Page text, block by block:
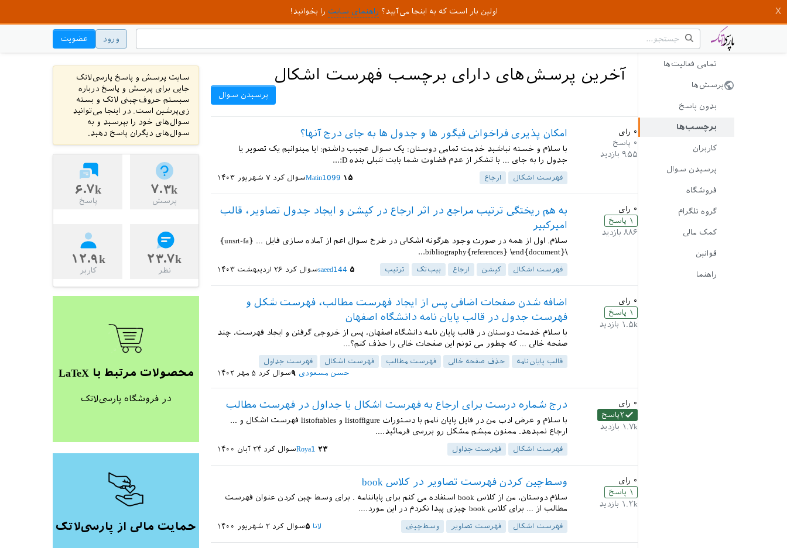
اولین بار است که به اینجا می‌آیید؟ راهنمای سایت را بخوانید!
ورود عضویت
تمامی فعالیت‌ها
پرسش‌ها
بدون پاسخ
برچسب‌ها
کاربران
پرسیدن سوال
فروشگاه
گروه تلگرام
کمک مالی
قوانین
راهنما
آخرین پرسش‌های دارای برچسب فهرست اشکال
پرسیدن سوال
۰ رای
۰ پاسخ
۹۵۵ بازدید
امکان پذیری فراخوانی فیگور ها و جدول ها به جای درج آنها؟
با سلام و خسته نباشید خدمت تمامی دوستان: یک سوال عجیب داشتم: ایا میتوانیم یک تصویر یا
جدول را به جای ... با تشکر از عدم قضاوت شما بابت تنبلی بنده D:...
فهرست اشکال ارجاع سوال کرد ۷ شهریور ۱۴۰۳ Matin1099 ۱۵
۰ رای
۱ پاسخ
۸۸۶ بازدید
به هم ریختگی ترتیب مراجع در اثر ارجاع در کپشن و ایجاد جدول تصاویر، قالب
امیرکبیر
سلام. اول از همه در صورت وجود هرگونه اشکالی در طرح سوال اعم از آماده سازی فایل ... {unsrt-fa}
\bibliography{references} \end{document}...
فهرست اشکال کپشن ارجاع بیب‌تک ترتیب سوال کرد ۲۶ اردیبهشت ۱۴۰۳ saeed144 ۵
۰ رای
۱ پاسخ
۱.۵k بازدید
اضافه شدن صفحات اضافی پس از ایجاد فهرست مطالب، فهرست شکل و
فهرست جدول در قالب پایان نامه دانشگاه اصفهان
با سلام خدمت دوستان در قالب پایان نامه دانشگاه اصفهان، پس از خروجی گرفتن و ایجاد فهرست، چند
صفحه خالی ... که چطور می تونم این صفحات خالی را حذف کنم؟...
قالب پایان‌نامه حذف صفحه خالی فهرست مطالب فهرست اشکال
فهرست جداول
سوال کرد ۵ مهر ۱۴۰۲ حسن مسعودی ۹
۰ رای
۲پاسخ
۱.۷k بازدید
درج شماره درست برای ارجاع به فهرست اشکال یا جداول در فهرست مطالب
با سلام و عرض ادب من در فایل پایان نامم با دستورات listoffigure و listoftables فهرست اشکال و ...
ارجاع نمیدهد. ممنون میشم مشکل رو بررسی فرمائید....
فهرست اشکال فهرست جداول سوال کرد ۲۴ آبان ۱۴۰۰ Roya1 ۲۳
۰ رای
۱ پاسخ
۱.۲k بازدید
وسط‌چین کردن فهرست تصاویر در کلاس book
سلام دوستان، من از کلاس book استفاده می کنم برای پایاننامه . برای وسط چین کردن عنوان فهرست
مطالب از ... برای کلاس book چیزی پیدا نکردم در این مورد....
فهرست اشکال فهرست تصاویر وسط‌چینی سوال کرد ۲ شهریور ۱۴۰۰ لانا ۵
سایت پرسش و پاسخ پارسی‌لاتک
جایی برای پرسش و پاسخ درباره
سیستم حروف‌چینی لاتک و بسته
زی‌پرشین است. در اینجا می‌توانید
سوال‌های خود را بپرسید و به
سوال‌های دیگران پاسخ دهید.
۷.۳k
پرسش
۶.۷k
پاسخ
۲۳.۷k
نظر
۱۲.۹k
کاربر
محصولات مرتبط با LaTeX
در فروشگاه پارسی‌لاتک
حمایت مالی از پارسی‌لاتک